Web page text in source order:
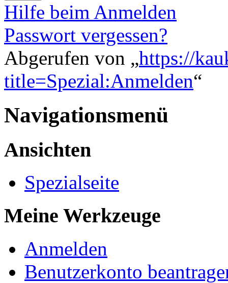
Hilfe beim Anmelden
Passwort vergessen?
Abgerufen von „https://
title=Spezial:Anmelden“
Navigationsmenü
Ansichten
Spezialseite
Meine Werkzeuge
Anmelden
Benutzerkonto